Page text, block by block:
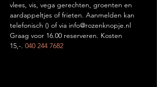
vlees, vis, vega gerechten, groenten en
aardappeltjes of frieten. Aanmelden kan
telefonisch () of via info@rozenknopje.nl
Graag voor 16.00 reserveren. Kosten
15,-. 040 244 7682